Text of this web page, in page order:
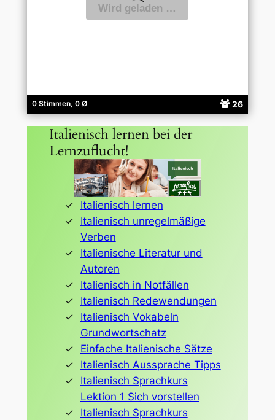
0 Stimmen, 0 Ø 26
Italienisch lernen bei der
Lernzuflucht!
Italienisch lernen
Italienisch unregelmäßige
Verben
Italienische Literatur und
Autoren
Italienisch in Notfällen
Italienisch Redewendungen
Italienisch Vokabeln
Grundwortschatz
Einfache Italienische Sätze
Italienisch Aussprache Tipps
Italienisch Sprachkurs
Lektion 1 Sich vorstellen
Italienisch Sprachkurs